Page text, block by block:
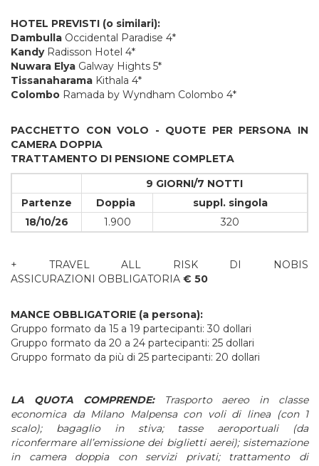
HOTEL PREVISTI (o similari):
Dambulla Occidental Paradise 4*
KandyRadisson Hotel 4*
Nuwara Elya Galway Hights 5*
Tissanaharama Kithala 4*
Colombo Ramada by Wyndham Colombo 4*
PACCHETTO CON VOLO - QUOTE PER PERSONA IN
CAMERA DOPPIA
TRATTAMENTO DI PENSIONE COMPLETA
9 GIORNI/7 NOTTI
Partenze
Doppia
suppl. singola
18/10/26
1.900 320
+ TRAVEL ALL RISK DI NOBIS
ASSICURAZIONI OBBLIGATORIA € 50
MANCE OBBLIGATORIE (a persona):
Gruppo formato da 15 a 19 partecipanti: 30 dollari
Gruppo formato da 20 a 24 partecipanti: 25 dollari
Gruppo formato da più di 25 partecipanti: 20 dollari
LA QUOTA COMPRENDE: Trasporto aereo in
classe
economica da Milano Malpensa con voli di linea (con 1
scalo);
bagaglio in stiva; tasse aeroportuali (da
riconfermare all’emissione dei biglietti aerei); sistemazione
in
camera doppia con servizi privati; trattamento
di